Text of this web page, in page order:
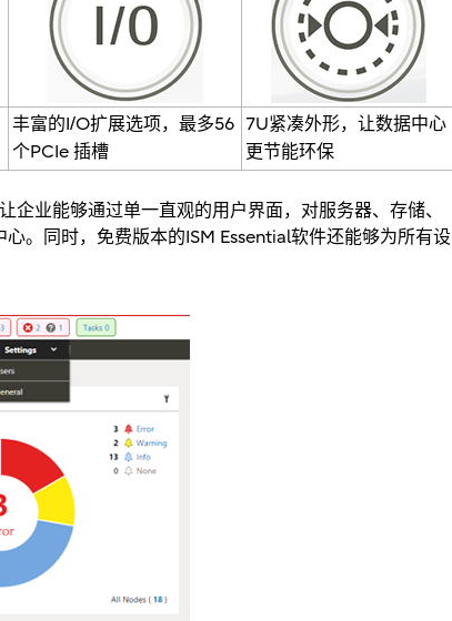
丰富的I/O扩展选项，最多56
个PCIe 插槽
7U紧凑外形，让数据中心
更节能环保
企业能够通过单一直观的用户界面，对服务器、存储、
。同时，免费版本的ISM Essential软件还能够为所有设